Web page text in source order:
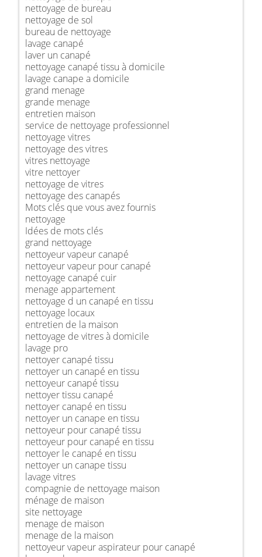
nettoyage de bureau
nettoyage de sol
bureau de nettoyage
lavage canapé
laver un canapé
nettoyage canapé tissu à domicile
lavage canape a domicile
grand menage
grande menage
entretien maison
service de nettoyage professionnel
nettoyage vitres
nettoyage des vitres
vitres nettoyage
vitre nettoyer
nettoyage de vitres
nettoyage des canapés
Mots clés que vous avez fournis
nettoyage
Idées de mots clés
grand nettoyage
nettoyeur vapeur canapé
nettoyeur vapeur pour canapé
nettoyage canapé cuir
menage appartement
nettoyage d un canapé en tissu
nettoyage locaux
entretien de la maison
nettoyage de vitres à domicile
lavage pro
nettoyer canapé tissu
nettoyer un canapé en tissu
nettoyeur canapé tissu
nettoyer tissu canapé
nettoyer canapé en tissu
nettoyer un canape en tissu
nettoyeur pour canapé tissu
nettoyeur pour canapé en tissu
nettoyer le canapé en tissu
nettoyer un canape tissu
lavage vitres
compagnie de nettoyage maison
ménage de maison
site nettoyage
menage de maison
menage de la maison
nettoyeur vapeur aspirateur pour canapé